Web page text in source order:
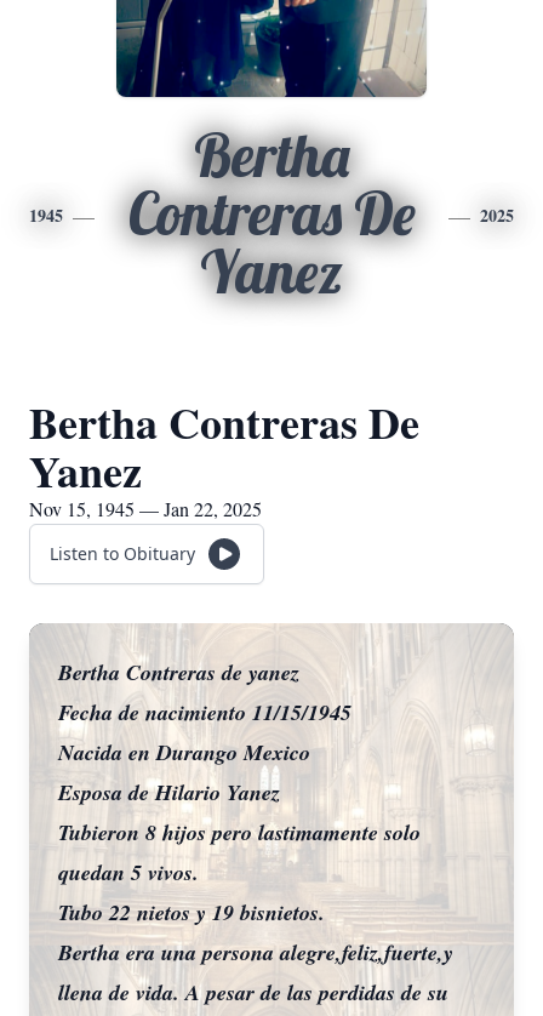
1945
Bertha
Contreras De
Yanez
2025
Bertha Contreras De
Yanez
Nov 15, 1945 — Jan 22, 2025
Listen to Obituary
Bertha Contreras de yanez
Fecha de nacimiento 11/15/1945
Nacida en Durango Mexico
Esposa de Hilario Yanez
Tubieron 8 hijos pero lastimamente solo
quedan 5 vivos.
Tubo 22 nietos y 19 bisnietos.
Bertha era una persona alegre,feliz,fuerte,y
llena de vida. A pesar de las perdidas de su